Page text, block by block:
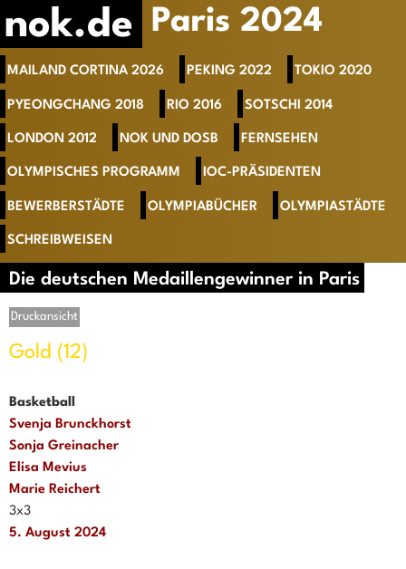
nok.de Paris 2024
MAILAND CORTINA 2026 PEKING 2022 TOKIO 2020
PYEONGCHANG 2018 RIO 2016 SOTSCHI 2014
LONDON 2012 NOK UND DOSB FERNSEHEN
OLYMPISCHES PROGRAMM IOC-PRÄSIDENTEN
BEWERBERSTÄDTE OLYMPIABÜCHER OLYMPIASTÄDTE
SCHREIBWEISEN
Die deutschen Medaillengewinner in Paris
Druckansicht
Gold (12)
Basketball
Svenja Brunckhorst
Sonja Greinacher
Elisa Mevius
Marie Reichert
3x3
5. August 2024